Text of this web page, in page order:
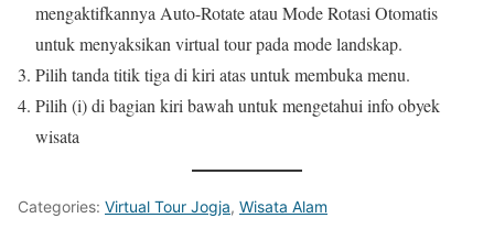
mengaktifkannya Auto-Rotate atau Mode Rotasi Otomatis
untuk menyaksikan virtual tour pada mode landskap.
Pilih tanda titik tiga di kiri atas untuk membuka menu.
Pilih (i) di bagian kiri bawah untuk mengetahui info obyek
wisata
Categories: Virtual Tour Jogja, Wisata Alam